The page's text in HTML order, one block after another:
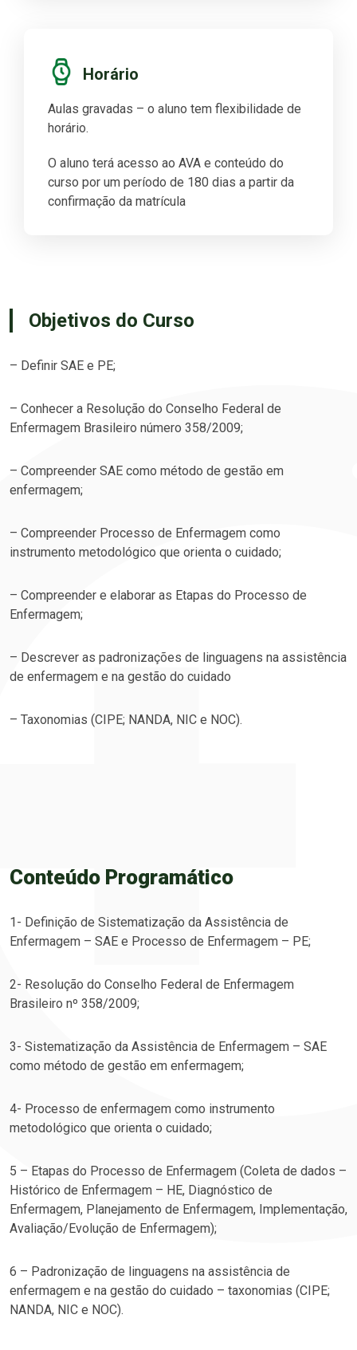
Horário
Aulas gravadas – o aluno tem flexibilidade de
horário.
O aluno terá acesso ao AVA e conteúdo do
curso por um período de 180 dias a partir da
confirmação da matrícula
Objetivos do Curso
– Definir SAE e PE;​
– Conhecer a Resolução do Conselho Federal de
Enfermagem Brasileiro número 358/2009;​
– Compreender SAE como método de gestão em
enfermagem;​
– Compreender Processo de Enfermagem como
instrumento metodológico que orienta o cuidado;​
– Compreender e elaborar as Etapas do Processo de
Enfermagem;​
– Descrever as padronizações de linguagens na assistência
de enfermagem e na gestão do cuidado
– Taxonomias (CIPE; NANDA, NIC e NOC).​
Conteúdo Programático
1- Definição de Sistematização da Assistência de
Enfermagem – SAE e Processo de Enfermagem – PE;
2- Resolução do Conselho Federal de Enfermagem
Brasileiro nº 358/2009;
3- Sistematização da Assistência de Enfermagem – SAE
como método de gestão em enfermagem;
4- Processo de enfermagem como instrumento
metodológico que orienta o cuidado;
5 – Etapas do Processo de Enfermagem (Coleta de dados –
Histórico de Enfermagem – HE, Diagnóstico de
Enfermagem, Planejamento de Enfermagem, Implementação,
Avaliação/Evolução de Enfermagem);
6 – Padronização de linguagens na assistência de
enfermagem e na gestão do cuidado – taxonomias (CIPE;
NANDA, NIC e NOC).